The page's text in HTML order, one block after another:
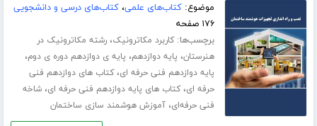
موضوع:کتاب‌های علمی،کتاب‌های درسی و دانشجویی
۱۷۶ صفحه
برچسب‌ها:کاربرد مکاترونیک،رشته مکاترونیک در
هنرستان، پایه دوازدهم، پایه ی دوازدهم دوره ی دوم،
پایه دوازدهم فنی حرفه ای،کتاب های دوازدهم فنی
حرفه ای،کتاب های پایه دوازدهم فنی حرفه ای،شاخه
فنی حرفه‌ای،آموزش هوشمند سازی ساختمان